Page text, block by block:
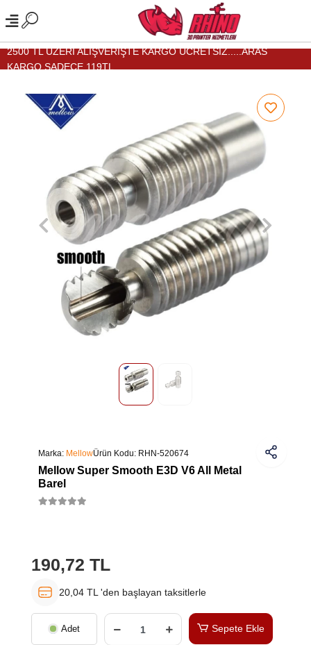
2500 TL ÜZERİ ALIŞVERİŞTE KARGO ÜCRETSİZ.....ARAS
KARGO SADECE 119TL...
Marka: MellowÜrün Kodu: RHN-520674
Mellow Super Smooth E3D V6 All Metal
Barel
190,72 TL
20,04 TL 'den başlayan taksitlerle
Adet Sepete Ekle